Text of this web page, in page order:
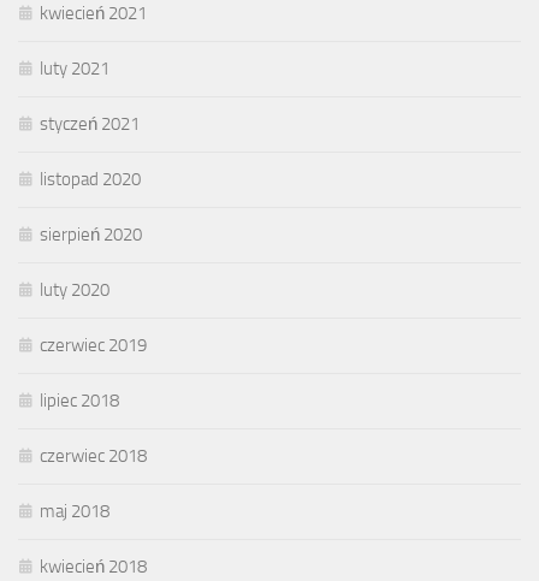
kwiecień 2021
luty 2021
styczeń 2021
listopad 2020
sierpień 2020
luty 2020
czerwiec 2019
lipiec 2018
czerwiec 2018
maj 2018
kwiecień 2018